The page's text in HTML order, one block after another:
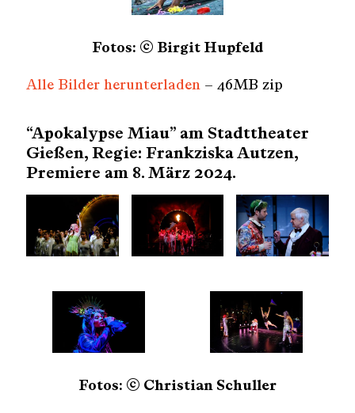
Fotos: © Birgit Hupfeld
Alle Bilder herunterladen– 46MB zip
“Apokalypse Miau” am Stadttheater
Gießen, Regie: Frankziska Autzen,
Premiere am 8. März 2024.
Fotos: © Christian Schuller